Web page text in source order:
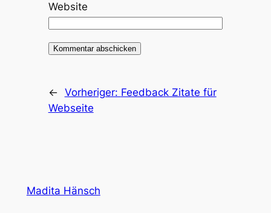
Website
← Vorheriger: Feedback Zitate für
Webseite
Madita Hänsch